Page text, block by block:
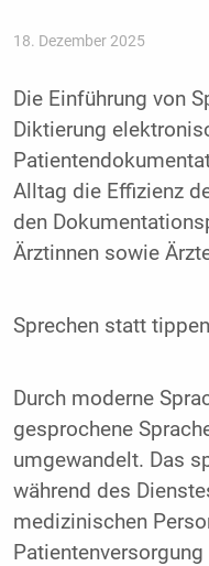
18. Dezember 2025
Die Einführung von
Diktierung
Alltag die Effizienz
den
Ärztinnen sowie
Sprechen statt
Durch moderne
gesprochene
umgewandelt. Das
während des
medizinischen